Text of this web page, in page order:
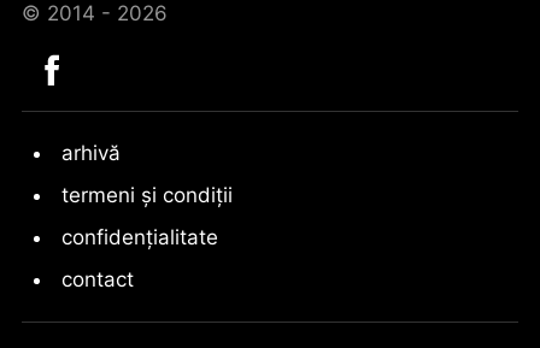
© 2014 - 2026
arhivă
termeni și condiții
confidențialitate
contact